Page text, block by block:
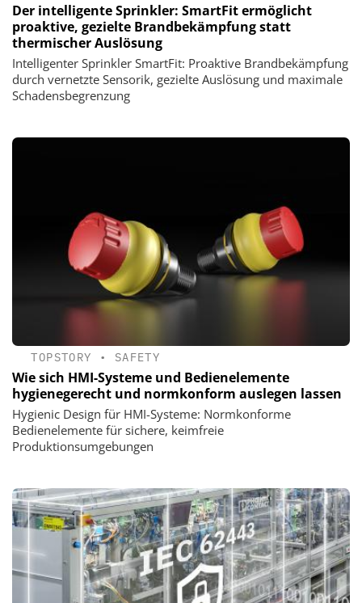
Der intelligente Sprinkler: SmartFit ermöglicht
proaktive, gezielte Brandbekämpfung statt
thermischer Auslösung
Intelligenter Sprinkler SmartFit: Proaktive Brandbekämpfung
durch vernetzte Sensorik, gezielte Auslösung und maximale
Schadensbegrenzung
TOPSTORY • SAFETY
Wie sich HMI-Systeme und Bedienelemente
hygienegerecht und normkonform auslegen lassen
Hygienic Design für HMI-Systeme: Normkonforme
Bedienelemente für sichere, keimfreie
Produktionsumgebungen